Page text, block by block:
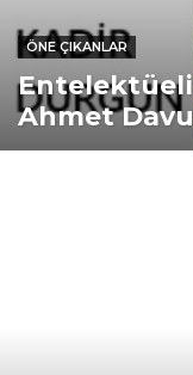
ÖNE ÇIKANLAR
Ahmet